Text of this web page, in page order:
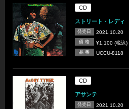
CD
ストリート・レディ
発売日 2021.10.20
価 格 ¥1,100 (税込)
品 番 UCCU-8118
CD
アサンテ
発売日 2021.10.20